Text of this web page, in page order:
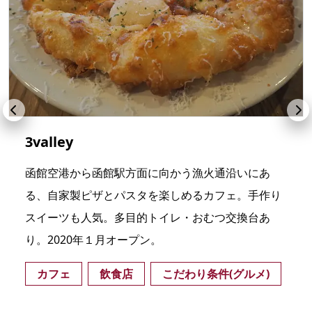
3valley
函館空港から函館駅方面に向かう漁火通沿いにあ
る、自家製ピザとパスタを楽しめるカフェ。手作り
スイーツも人気。多目的トイレ・おむつ交換台あ
り。2020年１月オープン。
カフェ 飲食店 こだわり条件(グルメ)